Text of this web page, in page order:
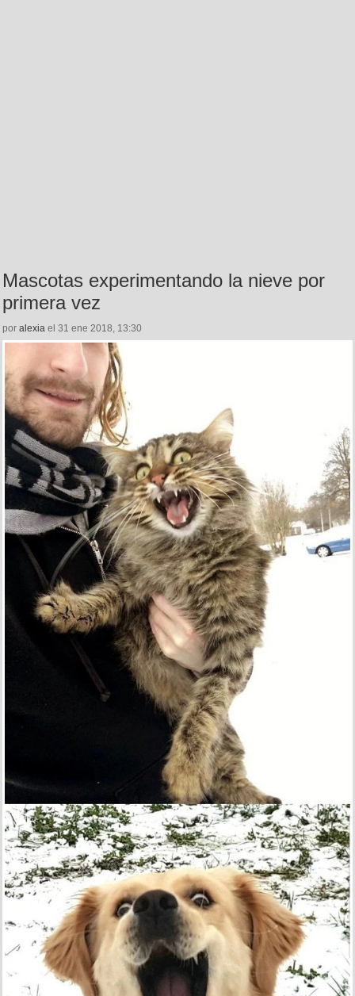
Mascotas experimentando la nieve por
primera vez
por alexia el 31 ene 2018, 13:30